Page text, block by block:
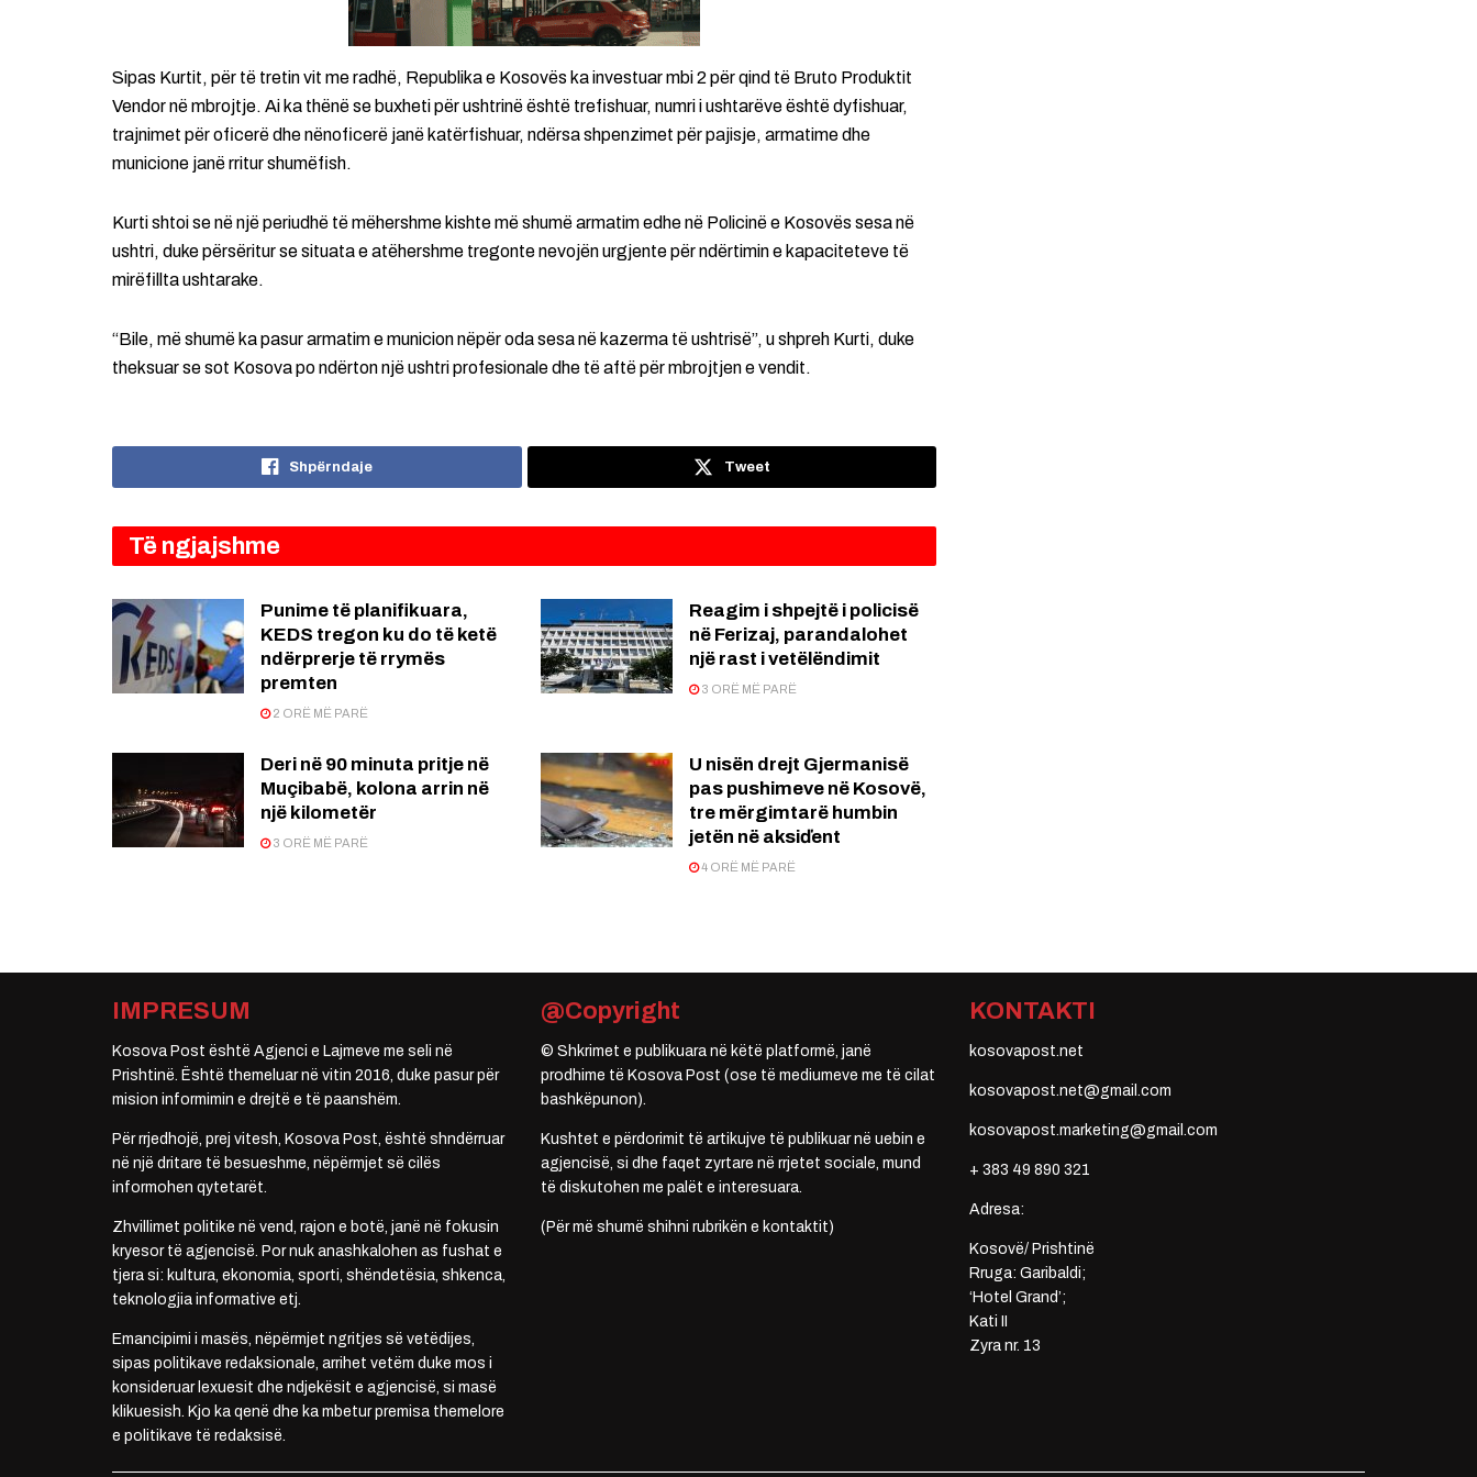
Sipas Kurtit, për të tretin vit me radhë, Republika e Kosovës ka investuar mbi 2 për qind të Bruto Produktit
Vendor në mbrojtje. Ai ka thënë se buxheti për ushtrinë është trefishuar, numri i ushtarëve është dyfishuar,
trajnimet për oficerë dhe nënoficerë janë katërfishuar, ndërsa shpenzimet për pajisje, armatime dhe
municione janë rritur shumëfish.
Kurti shtoi se në një periudhë të mëhershme kishte më shumë armatim edhe në Policinë e Kosovës sesa në
ushtri, duke përsëritur se situata e atëhershme tregonte nevojën urgjente për ndërtimin e kapaciteteve të
mirëfillta ushtarake.
“Bile, më shumë ka pasur armatim e municion nëpër oda sesa në kazerma të ushtrisë”, u shpreh Kurti, duke
theksuar se sot Kosova po ndërton një ushtri profesionale dhe të aftë për mbrojtjen e vendit.
Shpërndaje Tweet
Të ngjajshme
Punime të planifikuara,
KEDS tregon ku do të ketë
ndërprerje të rrymës
premten
2 ORË MË PARË
Reagim i shpejtë i policisë
në Ferizaj, parandalohet
një rast i vetëlëndimit
3 ORË MË PARË
Deri në 90 minuta pritje në
Muçibabë, kolona arrin në
një kilometër
3 ORË MË PARË
U nisën drejt Gjermanisë
pas pushimeve në Kosovë,
tre mërgimtarë humbin
jetën në aksiďent
4 ORË MË PARË
IMPRESUM
Kosova Post është Agjenci e Lajmeve me seli në
Prishtinë. Është themeluar në vitin 2016, duke pasur për
mision informimin e drejtë e të paanshëm.
Për rrjedhojë, prej vitesh, Kosova Post, është shndërruar
në një dritare të besueshme, nëpërmjet së cilës
informohen qytetarët.
Zhvillimet politike në vend, rajon e botë, janë në fokusin
kryesor të agjencisë. Por nuk anashkalohen as fushat e
tjera si: kultura, ekonomia, sporti, shëndetësia, shkenca,
teknologjia informative etj.
Emancipimi i masës, nëpërmjet ngritjes së vetëdijes,
sipas politikave redaksionale, arrihet vetëm duke mos i
konsideruar lexuesit dhe ndjekësit e agjencisë, si masë
klikuesish. Kjo ka qenë dhe ka mbetur premisa themelore
e politikave të redaksisë.
@Copyright
© Shkrimet e publikuara në këtë platformë, janë
prodhime të Kosova Post (ose të mediumeve me të cilat
bashkëpunon).
Kushtet e përdorimit të artikujve të publikuar në uebin e
agjencisë, si dhe faqet zyrtare në rrjetet sociale, mund
të diskutohen me palët e interesuara.
(Për më shumë shihni rubrikën e kontaktit)
KONTAKTI
kosovapost.net
kosovapost.net@gmail.com
kosovapost.marketing@gmail.com
+ 383 49 890 321
Adresa:
Kosovë/ Prishtinë
Rruga: Garibaldi;
‘Hotel Grand’;
Kati II
Zyra nr. 13